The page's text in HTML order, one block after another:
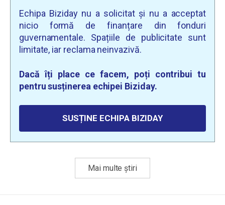
Echipa Biziday nu a solicitat și nu a acceptat
nicio formă de finanțare din fonduri
guvernamentale. Spațiile de publicitate sunt
limitate, iar reclama neinvazivă.
Dacă îți place ce facem, poți contribui tu
pentru susținerea echipei Biziday.
SUSȚINE ECHIPA BIZIDAY
Mai multe știri